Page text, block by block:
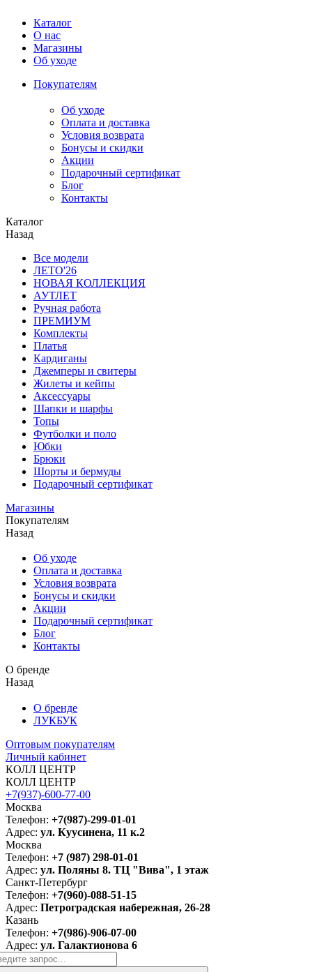
Каталог
О нас
Магазины
Об уходе
Покупателям
Об уходе
Оплата и доставка
Условия возврата
Бонусы и скидки
Акции
Подарочный сертификат
Блог
Контакты
Каталог
Назад
Все модели
ЛЕТО'26
НОВАЯ КОЛЛЕКЦИЯ
АУТЛЕТ
Ручная работа
ПРЕМИУМ
Комплекты
Платья
Кардиганы
Джемперы и свитеры
Жилеты и кейпы
Аксессуары
Шапки и шарфы
Топы
Футболки и поло
Юбки
Брюки
Шорты и бермуды
Подарочный сертификат
Магазины
Покупателям
Назад
Об уходе
Оплата и доставка
Условия возврата
Бонусы и скидки
Акции
Подарочный сертификат
Блог
Контакты
О бренде
Назад
О бренде
ЛУКБУК
Оптовым покупателям
Личный кабинет
КОЛЛ ЦЕНТР
КОЛЛ ЦЕНТР
+7(937)-600-77-00
Москва
Телефон: +7(987)-299-01-01
Адрес: ул. Куусинена, 11 к.2
Москва
Телефон: +7 (987) 298-01-01
Адрес: ул. Поляны 8. ТЦ "Вива", 1 этаж
Санкт-Петербург
Телефон: +7(960)-088-51-15
Адрес: Петроградская набережная, 26-28
Казань
Телефон: +7(986)-906-07-00
Адрес: ул. Галактионова 6